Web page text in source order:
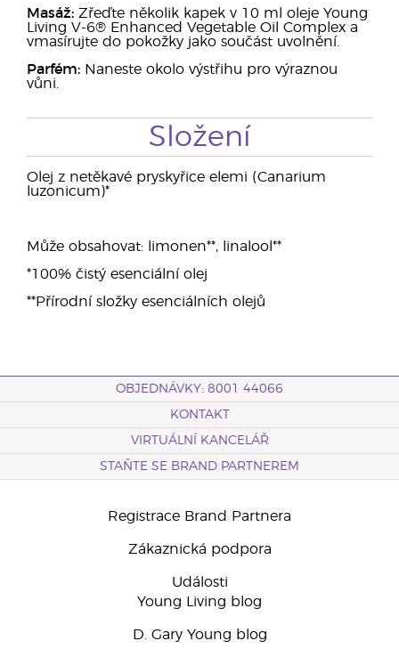
Masáž: Zřeďte několik kapek v 10 ml oleje Young
Living V-6® Enhanced Vegetable Oil Complex a
vmasírujte do pokožky jako součást uvolnění.
Parfém: Naneste okolo výstřihu pro výraznou
vůni.
Složení
Olej z netěkavé pryskyřice elemi (Canarium
luzonicum)*
Může obsahovat: limonen**, linalool**
*100% čistý esenciální olej
**Přírodní složky esenciálních olejů
OBJEDNÁVKY: 8001 44066
KONTAKT
VIRTUÁLNÍ KANCELÁŘ
STAŇTE SE BRAND PARTNEREM
Registrace Brand Partnera
Zákaznická podpora
Události
Young Living blog
D. Gary Young blog